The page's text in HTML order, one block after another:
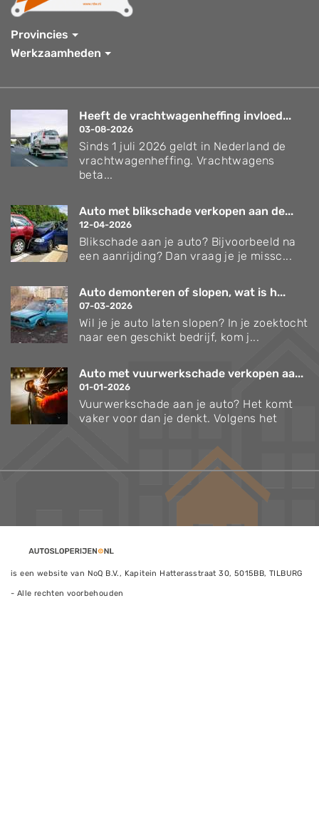
Provincies
Werkzaamheden
Heeft de vrachtwagenheffing invloed...
03-08-2026
Sinds 1 juli 2026 geldt in Nederland de
vrachtwagenheffing. Vrachtwagens
beta...
Auto met blikschade verkopen aan de...
12-04-2026
Blikschade aan je auto? Bijvoorbeeld na
een aanrijding? Dan vraag je je missc...
Auto demonteren of slopen, wat is h...
07-03-2026
Wil je je auto laten slopen? In je zoektocht
naar een geschikt bedrijf, kom j...
Auto met vuurwerkschade verkopen aa...
01-01-2026
Vuurwerkschade aan je auto? Het komt
vaker voor dan je denkt. Volgens het
is een website van NoQ B.V., Kapitein Hatterasstraat 30, 5015BB, TILBURG
- Alle rechten voorbehouden